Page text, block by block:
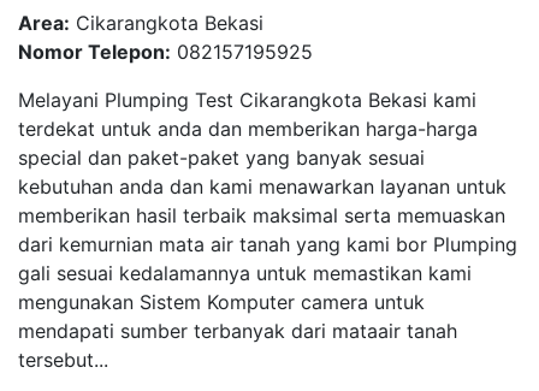
Area: Cikarangkota Bekasi
Nomor Telepon: 082157195925
Melayani Plumping Test Cikarangkota Bekasi kami
terdekat untuk anda dan memberikan harga-harga
special dan paket-paket yang banyak sesuai
kebutuhan anda dan kami menawarkan layanan untuk
memberikan hasil terbaik maksimal serta memuaskan
dari kemurnian mata air tanah yang kami bor Plumping
gali sesuai kedalamannya untuk memastikan kami
mengunakan Sistem Komputer camera untuk
mendapati sumber terbanyak dari mataair tanah
tersebut...